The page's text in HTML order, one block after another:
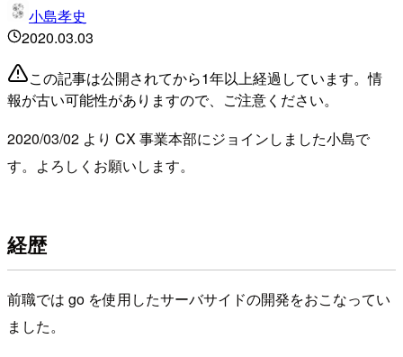
小島孝史
2020.03.03
この記事は公開されてから1年以上経過しています。情
報が古い可能性がありますので、ご注意ください。
2020/03/02 より CX 事業本部にジョインしました小島で
す。よろしくお願いします。
経歴
前職では go を使用したサーバサイドの開発をおこなってい
ました。